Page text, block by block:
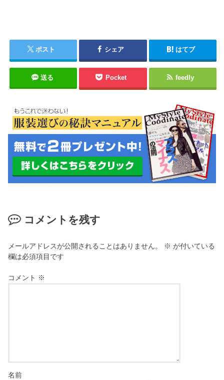
ポスト シェア はてブ
送る Pocket feedly
コメントを残す
メールアドレスが公開されることはありません。 ※ が付いている
欄は必須項目です
コメント ※
名前